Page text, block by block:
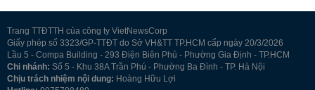
Trang TTĐTTH của công ty VietNewsCorp
Giấy phép số 3323/GP-TTĐT do Sở VH&TT TP.HCM cấp ngày 20/3/2026
Lầu 5 - Compa Building - 293 Điện Biên Phủ - Phường Gia Định - TP.HCM
Chi nhánh: Số 5 - Khu 38A Trần Phú - Phường Ba Đình - TP. Hà Nội
Chịu trách nhiệm nội dung: Hoàng Hữu Lợi